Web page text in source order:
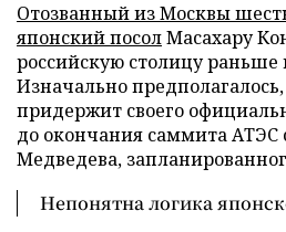
Отозванный из Москвы
японский посолМасахару
российскую столицу раньше
Изначально
придержит своего
до окончания саммита
Медведева,
Непонятна логика